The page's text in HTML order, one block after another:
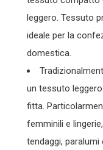
leggero. Tessuto
ideale per la
domestica.
un tessuto
fitta.
femminili e
tendaggi,